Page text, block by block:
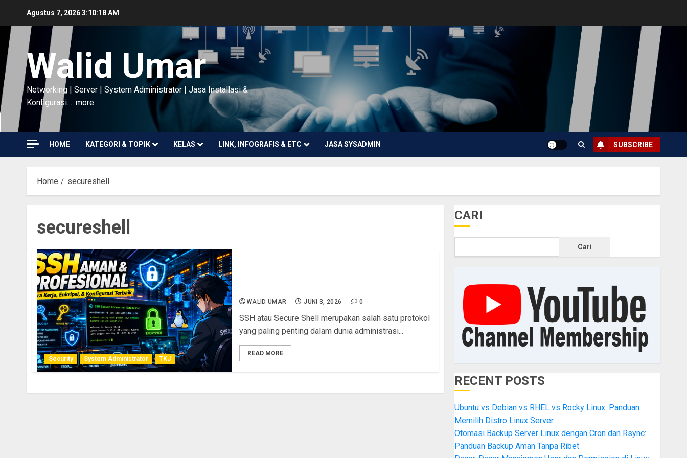
content
Agustus 7, 20263:10:18 AM
Walid Umar
Networking | Server | System Administrator | Jasa Installasi &
Konfigurasi…. more
HOME KATEGORI & TOPIK KELAS LINK, INFOGRAFIS & ETC JASA SYSADMIN SUBSCRIBE
Home secureshell
secureshell
Security System Administrator TKJ
WALID UMAR JUNI 3, 2026 0
SSH atau Secure Shell merupakan salah satu protokol
yang paling penting dalam dunia administrasi...
READ MORE
CARI
Cari
RECENT POSTS
Ubuntu vs Debian vs RHEL vs Rocky Linux: Panduan
Memilih Distro Linux Server
Otomasi Backup Server Linux dengan Cron dan Rsync:
Panduan Backup Aman Tanpa Ribet